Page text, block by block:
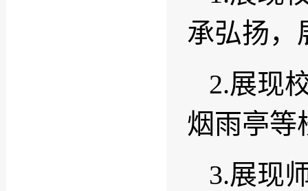
承弘扬，
2.展现
烟雨亭等
3.展现